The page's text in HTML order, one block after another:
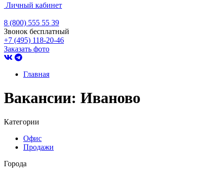
Личный кабинет
8 (800) 555 55 39
Звонок бесплатный
+7 (495) 118-20-46
Заказать фото
Главная
Вакансии: Иваново
Категории
Офис
Продажи
Города